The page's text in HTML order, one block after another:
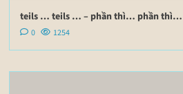
teils … teils … – phần thì… phần thì…
0 1254